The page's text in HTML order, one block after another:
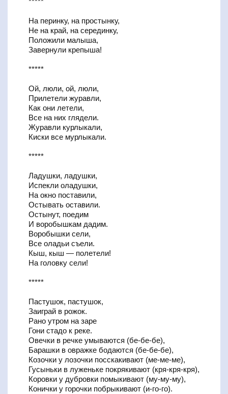
На перинку, на простынку,
Не на край, на серединку,
Положили малыша,
Завернули крепыша!
*****
Ой, люли, ой, люли,
Прилетели журавли,
Как они летели,
Все на них глядели.
Журавли курлыкали,
Киски все мурлыкали.
*****
Ладушки, ладушки,
Испекли оладушки,
На окно поставили,
Остывать оставили.
Остынут, поедим
И воробышкам дадим.
Воробышки сели,
Все оладьи съели.
Кыш, кыш — полетели!
На головку сели!
*****
Пастушок, пастушок,
Заиграй в рожок.
Рано утром на заре
Гони стадо к реке.
Овечки в речке умываются (бе-бе-бе),
Барашки в овражке бодаются (бе-бе-бе),
Козочки у лозочки посскакивают (ме-ме-ме),
Гусыньки в луженьке покрякивают (кря-кря-кря),
Коровки у дубровки помыкивают (му-му-му),
Конички у горочки побрыкивают (и-го-го).